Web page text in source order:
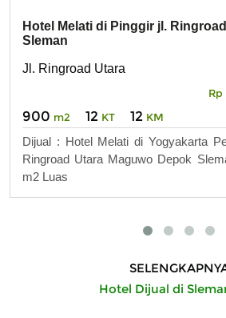
Hotel Melati di Pinggir jl.
Sleman
Jl. Ringroad Utara
Rp
900 m2 12 KT 12 KM
Dijual : Hotel Melati di Yogyakarta
Ringroad Utara Maguwo Depok
m2 Luas
Hotel Dijual di